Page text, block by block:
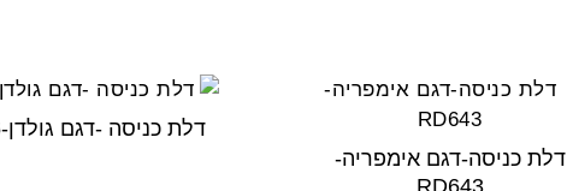
דלת כניסה-דגם אימפריה-
RD643
דלת כניסה -דגם גולדן-RD326